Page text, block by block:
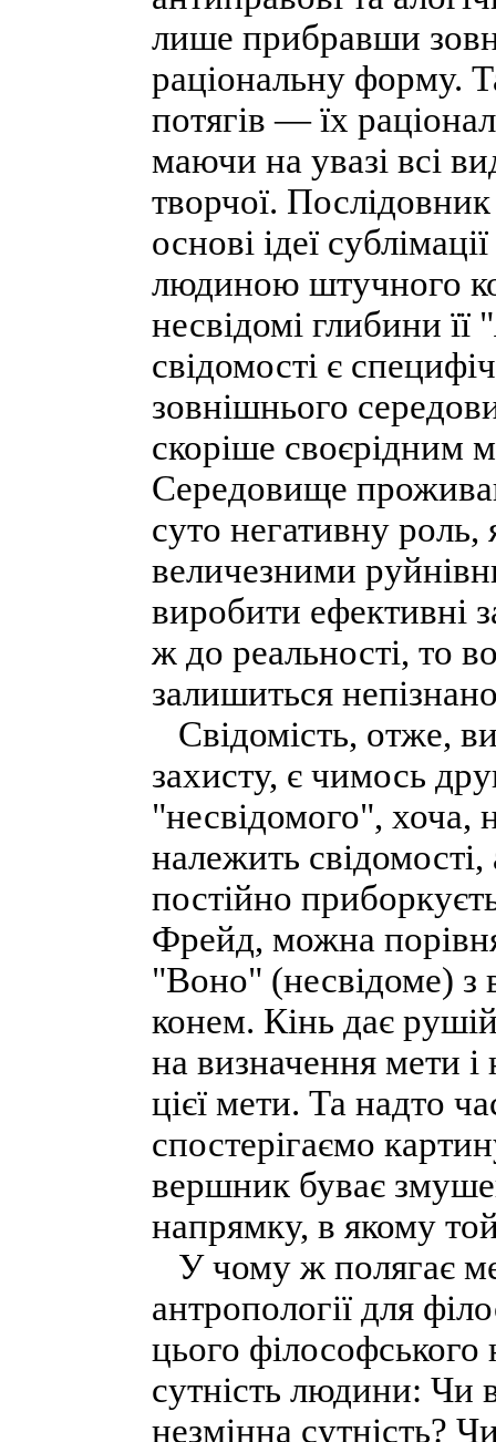
лише прибравши
раціональну форму.
потягів — їх
маючи на увазі всі
творчої.
основі ідеї
людиною штучного
несвідомі глибини
свідомості є
зовнішнього
скоріше своєрідним
Середовище
суто негативну роль,
величезними
виробити ефективні
ж до реальності, то
залишиться
Свідомість, отже,
захисту, є чимось
"несвідомого", хоча,
належить
постійно
Фрейд, можна
"Воно" (несвідоме) з
конем. Кінь дає
на визначення мети
цієї мети. Та надто
спостерігаємо
вершник буває
напрямку, в якому
У чому ж полягає
антропології для
цього
сутність людини: Чи
незмінна сутність?